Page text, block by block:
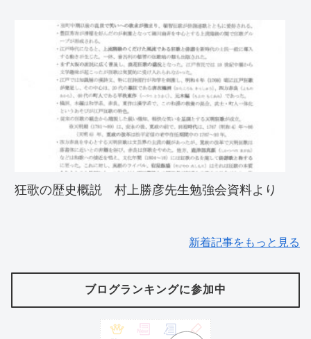
狂歌の歴史概説 村上勝彦先生勉強会資料より
新着記事をもっと見る
ブログランキングに参加中